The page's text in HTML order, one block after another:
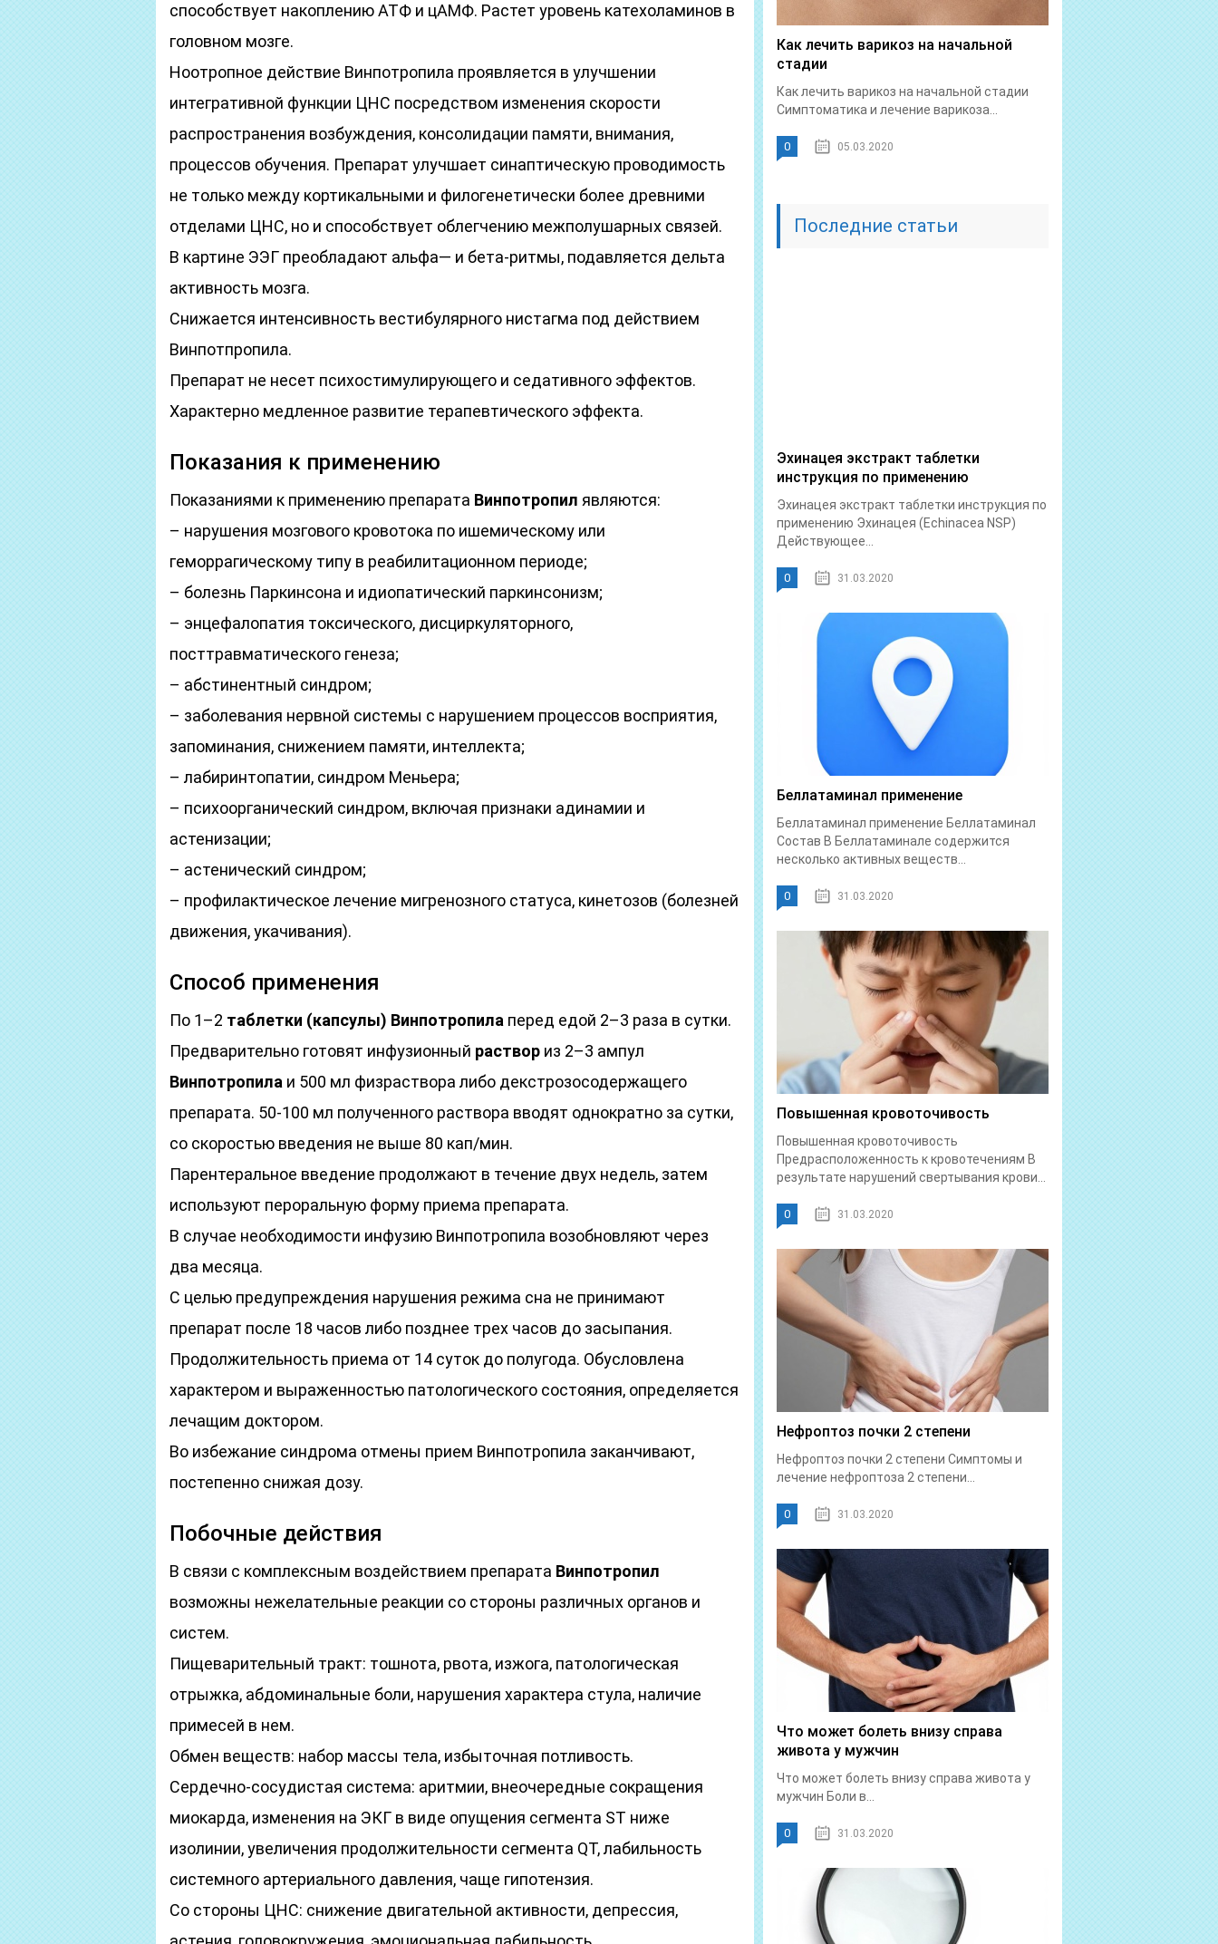
способствует накоплению АТФ и цАМФ. Растет уровень катехоламинов в
головном мозге.
Ноотропное действие Винпотропила проявляется в улучшении
интегративной функции ЦНС посредством изменения скорости
распространения возбуждения, консолидации памяти, внимания,
процессов обучения. Препарат улучшает синаптическую проводимость
не только между кортикальными и филогенетически более древними
отделами ЦНС, но и способствует облегчению межполушарных связей.
В картине ЭЭГ преобладают альфа— и бета-ритмы, подавляется дельта
активность мозга.
Снижается интенсивность вестибулярного нистагма под действием
Винпотпропила.
Препарат не несет психостимулирующего и седативного эффектов.
Характерно медленное развитие терапевтического эффекта.
Показания к применению
Показаниями к применению препарата Винпотропил являются:
– нарушения мозгового кровотока по ишемическому или
геморрагическому типу в реабилитационном периоде;
– болезнь Паркинсона и идиопатический паркинсонизм;
– энцефалопатия токсического, дисциркуляторного,
посттравматического генеза;
– абстинентный синдром;
– заболевания нервной системы с нарушением процессов восприятия,
запоминания, снижением памяти, интеллекта;
– лабиринтопатии, синдром Меньера;
– психоорганический синдром, включая признаки адинамии и
астенизации;
– астенический синдром;
– профилактическое лечение мигренозного статуса, кинетозов (болезней
движения, укачивания).
Способ применения
По 1–2 таблетки (капсулы) Винпотропила перед едой 2–3 раза в сутки.
Предварительно готовят инфузионный раствор из 2–3 ампул
Винпотропила и 500 мл физраствора либо декстрозосодержащего
препарата. 50-100 мл полученного раствора вводят однократно за сутки,
со скоростью введения не выше 80 кап/мин.
Парентеральное введение продолжают в течение двух недель, затем
используют пероральную форму приема препарата.
В случае необходимости инфузию Винпотропила возобновляют через
два месяца.
С целью предупреждения нарушения режима сна не принимают
препарат после 18 часов либо позднее трех часов до засыпания.
Продолжительность приема от 14 суток до полугода. Обусловлена
характером и выраженностью патологического состояния, определяется
лечащим доктором.
Во избежание синдрома отмены прием Винпотропила заканчивают,
постепенно снижая дозу.
Побочные действия
В связи с комплексным воздействием препарата Винпотропил
возможны нежелательные реакции со стороны различных органов и
систем.
Пищеварительный тракт: тошнота, рвота, изжога, патологическая
отрыжка, абдоминальные боли, нарушения характера стула, наличие
примесей в нем.
Обмен веществ: набор массы тела, избыточная потливость.
Сердечно-сосудистая система: аритмии, внеочередные сокращения
миокарда, изменения на ЭКГ в виде опущения сегмента ST ниже
изолинии, увеличения продолжительности сегмента QT, лабильность
системного артериального давления, чаще гипотензия.
Со стороны ЦНС: снижение двигательной активности, депрессия,
Как лечить варикоз на начальной
стадии
Как лечить варикоз на начальной стадии
Симптоматика и лечение варикоза...
0 05.03.2020
Последние статьи
Эхинацея экстракт таблетки
инструкция по применению
Эхинацея экстракт таблетки инструкция по
применению Эхинацея (Echinacea NSP)
Действующее...
0 31.03.2020
Беллатаминал применение
Беллатаминал применение Беллатаминал
Состав В Беллатаминале содержится
несколько активных веществ...
0 31.03.2020
Повышенная кровоточивость
Повышенная кровоточивость
Предрасположенность к кровотечениям В
результате нарушений свертывания крови...
0 31.03.2020
Нефроптоз почки 2 степени
Нефроптоз почки 2 степени Симптомы и
лечение нефроптоза 2 степени...
0 31.03.2020
Что может болеть внизу справа
живота у мужчин
Что может болеть внизу справа живота у
мужчин Боли в...
0 31.03.2020